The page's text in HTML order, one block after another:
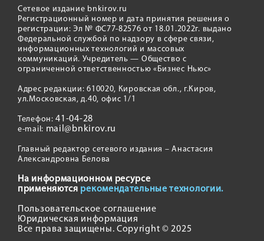
Сетевое издание bnkirov.ru
Регистрационный номер и дата принятия решения о
регистрации: Эл № ФС77-82576 от 18.01.2022г. выдано
Федеральной службой по надзору в сфере связи,
информационных технологий и массовых
коммуникаций. Учредитель — Общество с
ограниченной ответственностью «Бизнес Ньюс»
Адрес редакции: 610020, Кировская обл., г.Киров,
ул.Московская, д.40, офис 1/1
Телефон:41-04-28
e-mail: mail@bnkirov.ru
Главный редактор сетевого издания – Анастасия
Александровна Белова
На информационном ресурсе
применяются рекомендательные технологии.
Пользовательское соглашение
Юридическая информация
Все права защищены. Copyright © 2025